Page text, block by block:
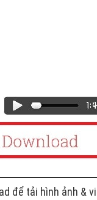
để tải hình ảnh &